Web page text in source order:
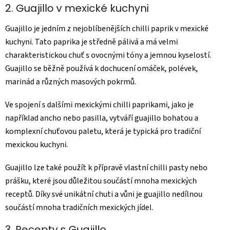
2. Guajillo v mexické kuchyni
Guajillo je jedním z nejoblíbenějších chilli paprik v mexické
kuchyni. Tato paprika je středně pálivá a má velmi
charakteristickou chuť s ovocnými tóny a jemnou kyselostí.
Guajillo se běžně používá k dochucení omáček, polévek,
marinád a různých masových pokrmů.
Ve spojení s dalšími mexickými chilli paprikami, jako je
například ancho nebo pasilla, vytváří guajillo bohatou a
komplexní chuťovou paletu, která je typická pro tradiční
mexickou kuchyni.
Guajillo lze také použít k přípravě vlastní chilli pasty nebo
prášku, které jsou důležitou součástí mnoha mexických
receptů. Díky své unikátní chuti a vůni je guajillo nedílnou
součástí mnoha tradičních mexických jídel.